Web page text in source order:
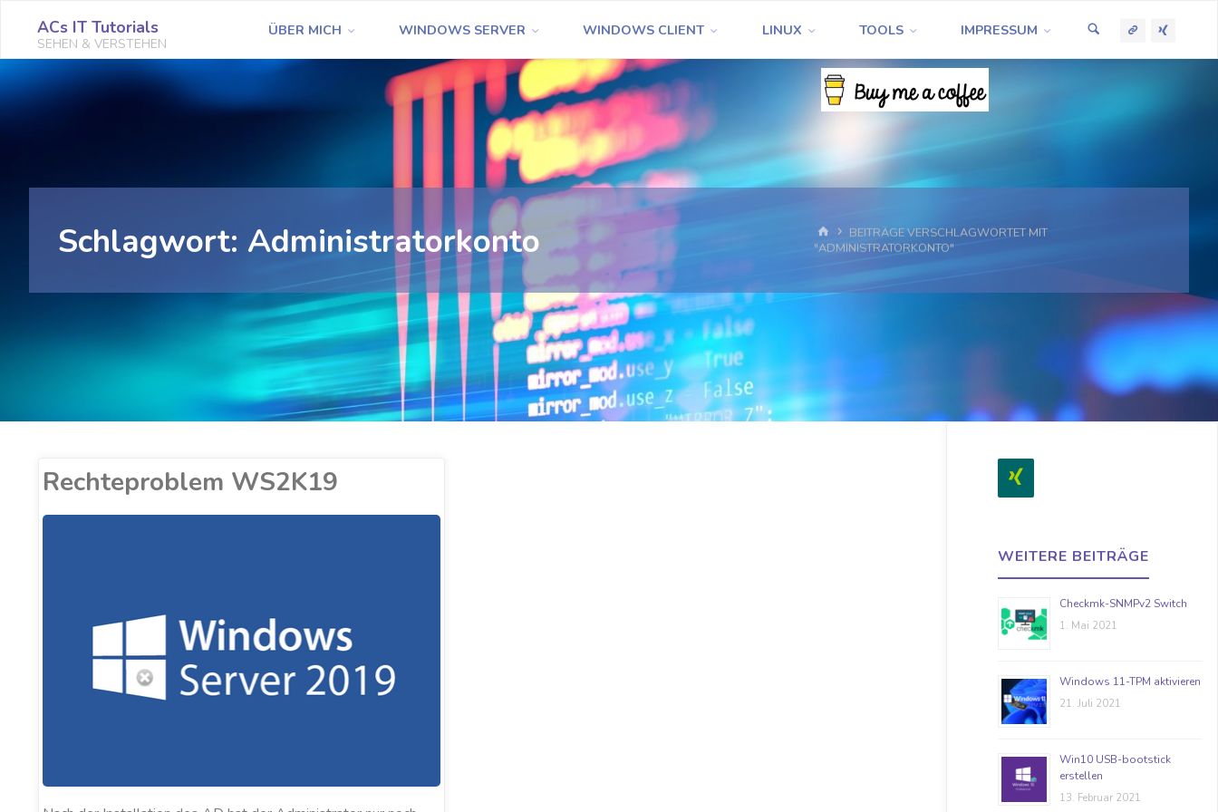
springen
ACs IT Tutorials
SEHEN & VERSTEHEN
ÜBER MICH WINDOWS SERVER WINDOWS CLIENT LINUX TOOLS IMPRESSUM
Schlagwort: Administratorkonto START
BEITRÄGE VERSCHLAGWORTET MIT
"ADMINISTRATORKONTO"
Rechteproblem WS2K19
WEITERE BEITRÄGE
Checkmk-SNMPv2 Switch
1. Mai 2021
Windows 11-TPM aktivieren
21. Juli 2021
Win10 USB-bootstick
erstellen
13. Februar 2021